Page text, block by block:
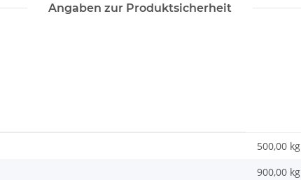
Angaben zur Produktsicherheit
500,00 kg
900,00 kg